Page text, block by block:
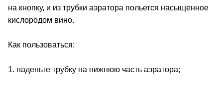
на кнопку, и из трубки аэратора польется насыщенное
кислородом вино.
Как пользоваться:
1. наденьте трубку на нижнюю часть аэратора;